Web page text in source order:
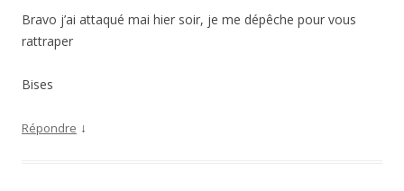
Bravo j’ai attaqué mai hier soir, je me dépêche pour vous
rattraper
Bises
Répondre ↓